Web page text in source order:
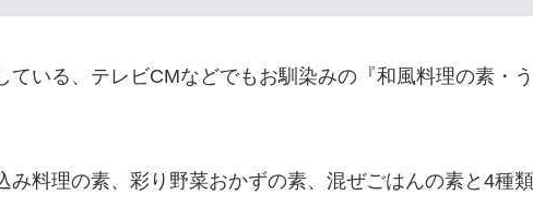
ている、テレビCMなどでもお馴染みの『和風料理の素・
み料理の素、彩り野菜おかずの素、混ぜごはんの素と4種類